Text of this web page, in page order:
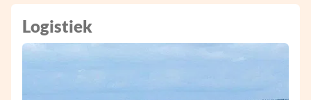
Logistiek